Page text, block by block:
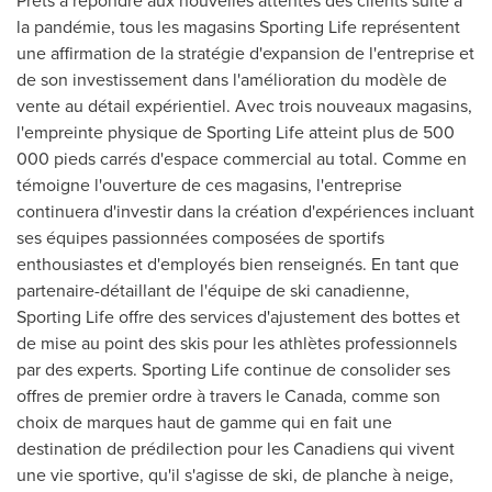
la pandémie, tous les magasins Sporting Life représentent
une affirmation de la stratégie d'expansion de l'entreprise et
de son investissement dans l'amélioration du modèle de
vente au détail expérientiel. Avec trois nouveaux magasins,
l'empreinte physique de Sporting Life atteint plus de 500
000 pieds carrés d'espace commercial au total. Comme en
témoigne l'ouverture de ces magasins, l'entreprise
continuera d'investir dans la création d'expériences incluant
ses équipes passionnées composées de sportifs
enthousiastes et d'employés bien renseignés. En tant que
partenaire-détaillant de l'équipe de ski canadienne,
Sporting Life offre des services d'ajustement des bottes et
de mise au point des skis pour les athlètes professionnels
par des experts. Sporting Life continue de consolider ses
offres de premier ordre à travers leCanada, comme son
choix de marques haut de gamme qui en fait une
destination de prédilection pour les Canadiens qui vivent
une vie sportive, qu'il s'agisse de ski, de planche à neige,